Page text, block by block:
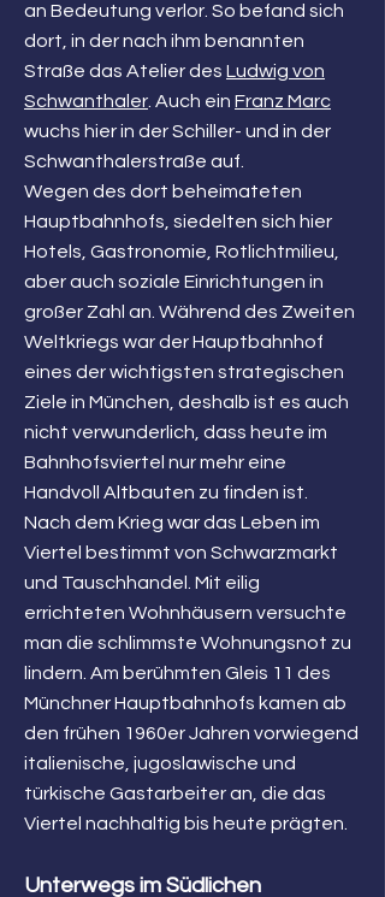
an Bedeutung verlor. So befand sich
dort, in der nach ihm benannten
Straße das Atelier des Ludwig von
Schwanthaler . Auch ein Franz Marc
wuchs hier in der Schiller- und in der
Schwanthalerstraße auf.
Wegen des dort beheimateten
Hauptbahnhofs, siedelten sich hier
Hotels, Gastronomie, Rotlichtmilieu,
aber auch soziale Einrichtungen in
großer Zahl an. Während des Zweiten
Weltkriegs war der Hauptbahnhof
eines der wichtigsten strategischen
Ziele in München, deshalb ist es auch
nicht verwunderlich, dass heute im
Bahnhofsviertel nur mehr eine
Handvoll Altbauten zu finden ist.
Nach dem Krieg war das Leben im
Viertel bestimmt von Schwarzmarkt
und Tauschhandel. Mit eilig
errichteten Wohnhäusern versuchte
man die schlimmste Wohnungsnot zu
lindern. Am berühmten Gleis 11 des
Münchner Hauptbahnhofs kamen ab
den frühen 1960er Jahren vorwiegend
italienische, jugoslawische und
türkische Gastarbeiter an, die das
Viertel nachhaltig bis heute prägten.
Unterwegs im Südlichen